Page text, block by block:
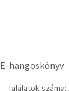
E-hangoskönyv
Találatok száma: